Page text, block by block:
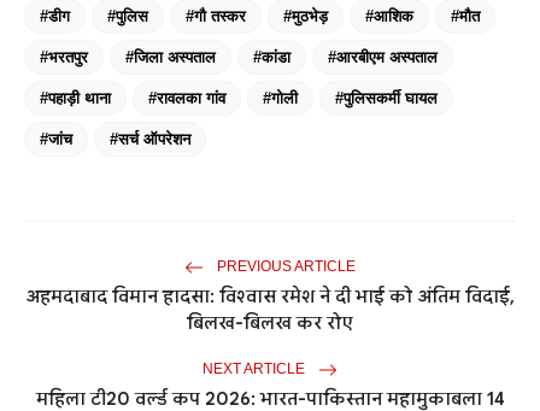
#डीग #पुलिस #गौ तस्कर #मुठभेड़ #आशिक #मौत
#भरतपुर #जिला अस्पताल #कांडा #आरबीएम अस्पताल
#पहाड़ी थाना #रावलका गांव #गोली #पुलिसकर्मी घायल
#जांच #सर्च ऑपरेशन
PREVIOUS ARTICLE
अहमदाबाद विमान हादसा: विश्वास रमेश ने दी भाई को अंतिम विदाई,
बिलख-बिलख कर रोए
NEXT ARTICLE
महिला टी20 वर्ल्ड कप 2026: भारत-पाकिस्तान महामुकाबला 14